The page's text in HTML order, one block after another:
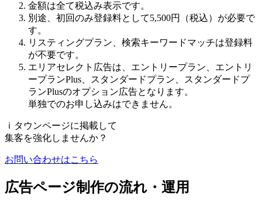
金額は全て税込み表示です。
別途、初回のみ登録料として5,500円（税込）が必要で
す。
リスティングプラン、検索キーワードマッチは登録料
が不要です。
エリアセレクト広告は、エントリープラン、エントリ
ープランPlus、スタンダードプラン、スタンダードプ
ランPlusのオプション広告となります。
単独でのお申し込みはできません。
ｉタウンページに掲載して
集客を強化しませんか？
お問い合わせはこちら
広告ページ制作の流れ・運用